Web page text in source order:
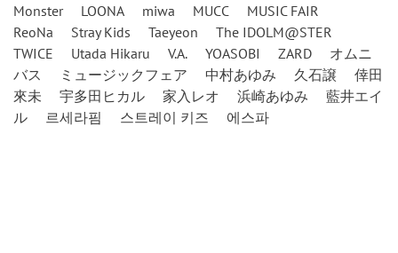
Monster
LOONA miwa MUCC
MUSIC FAIR
ReoNa
Stray Kids Taeyeon
The IDOLM@STER
TWICE
Utada Hikaru V.A. YOASOBI ZARD
オムニ
バス
ミュージックフェア 中村あゆみ 久石譲
倖田
來未
宇多田ヒカル 家入レオ 浜崎あゆみ
藍井エイ
ル
르세라핌 스트레이 키즈 에스파